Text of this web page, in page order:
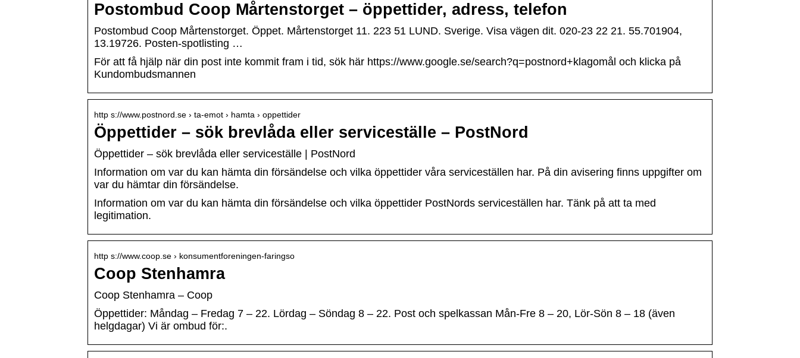
Postombud Coop Mårtenstorget – öppettider, adress, telefon
Postombud Coop Mårtenstorget. Öppet. Mårtenstorget 11. 223 51 LUND. Sverige. Visa vägen dit. 020-23 22 21. 55.701904,
13.19726. Posten-spotlisting …
För att få hjälp när din post inte kommit fram i tid, sök här https://www.google.se/search?q=postnord+klagomål och klicka på
Kundombudsmannen
http s://www.postnord.se › ta-emot › hamta › oppettider
Öppettider – sök brevlåda eller serviceställe – PostNord
Öppettider – sök brevlåda eller serviceställe | PostNord
Information om var du kan hämta din försändelse och vilka öppettider våra serviceställen har. På din avisering finns uppgifter om
var du hämtar din försändelse.
Information om var du kan hämta din försändelse och vilka öppettider PostNords serviceställen har. Tänk på att ta med
legitimation.
http s://www.coop.se › konsumentforeningen-faringso
Coop Stenhamra
Coop Stenhamra – Coop
Öppettider: Måndag – Fredag 7 – 22. Lördag – Söndag 8 – 22. Post och spelkassan Mån-Fre 8 – 20, Lör-Sön 8 – 18 (även
helgdagar) Vi är ombud för:.